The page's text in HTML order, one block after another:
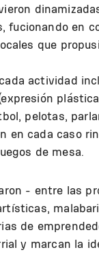
fucionando en
que
actividad
pelotas,
en cada caso
de mesa.
- entre las
de
y marcan la